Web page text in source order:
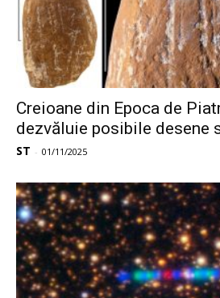
Creioane din Epoca de
dezvăluie posibile desene
ST - 01/11/2025